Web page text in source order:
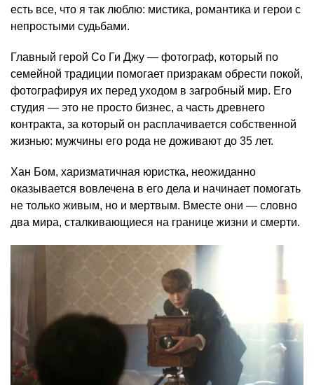
есть все, что я так люблю: мистика, романтика и герои с
непростыми судьбами.
Главный герой Со Ги Джу — фотограф, который по
семейной традиции помогает призракам обрести покой,
фотографируя их перед уходом в загробный мир. Его
студия — это не просто бизнес, а часть древнего
контракта, за который он расплачивается собственной
жизнью: мужчины его рода не доживают до 35 лет.
Хан Бом, харизматичная юристка, неожиданно
оказывается вовлечена в его дела и начинает помогать
не только живым, но и мертвым. Вместе они — словно
два мира, сталкивающиеся на границе жизни и смерти.